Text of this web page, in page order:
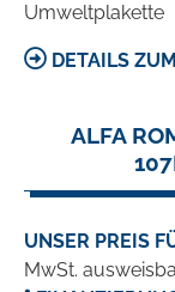
Umweltplakette
DETAILS
ALFA
UNSER PREIS
MwSt.